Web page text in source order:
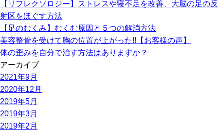
【リフレクソロジー】ストレスや寝不足を改善、大脳の足の反
射区をほぐす方法
【足のむくみ】むくむ原因と５つの解消方法
美容整骨を受けて胸の位置が上がった!!【お客様の声】
体の歪みを自分で治す方法はありますか？
アーカイブ
2021年9月
2020年12月
2019年5月
2019年3月
2019年2月